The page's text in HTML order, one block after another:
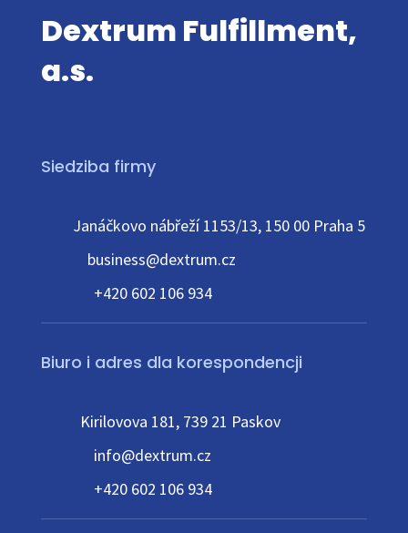
Dextrum Fulfillment,
a.s.
Siedziba firmy
Janáčkovo nábřeží 1153/13, 150 00 Praha 5
business@dextrum.cz
+420 602 106 934
Biuro i adres dla korespondencji
Kirilovova 181, 739 21 Paskov
info@dextrum.cz
+420 602 106 934